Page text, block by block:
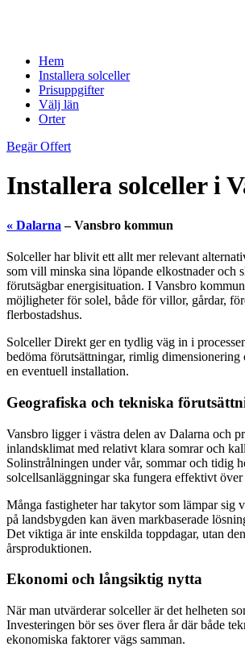
Hem
Installera solceller
Prisuppgifter
Välj län
Orter
Begär Offert
Installera solceller i
« Dalarna – Vansbro kommun
Solceller har blivit ett allt mer relevant
som vill minska sina löpande elkostnader och
förutsägbar energisituation. I Vansbro
möjligheter för solel, både för villor, gårdar,
flerbostadshus.
Solceller Direkt ger en tydlig väg in i
bedöma förutsättningar, rimlig dimensionering
en eventuell installation.
Geografiska och tekniska
Vansbro ligger i västra delen av Dalarna och
inlandsklimat med relativt klara somrar och
Solinstrålningen under vår, sommar och tidig
solcellsanläggningar ska fungera effektivt över
Många fastigheter har takytor som lämpar sig
på landsbygden kan även markbaserade
Det viktiga är inte enskilda toppdagar, utan
årsproduktionen.
Ekonomi och långsiktig nytta
När man utvärderar solceller är det helheten
Investeringen bör ses över flera år där både
ekonomiska faktorer vägs samman.